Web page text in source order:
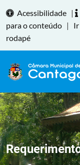
Acessibilidade |
para o conteúdo |
rodapé